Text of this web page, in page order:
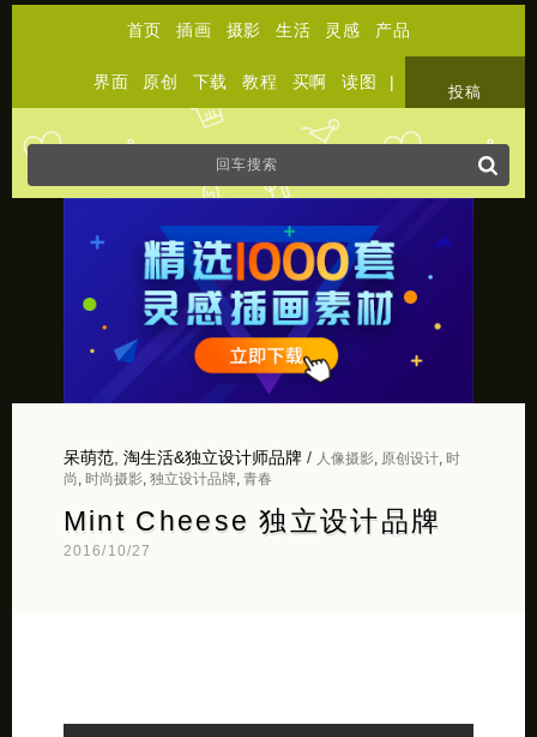
首页 插画 摄影 生活 灵感 产品
界面 原创 下载 教程 买啊 读图 |
投稿
呆萌范, 淘生活&独立设计师品牌/ 人像摄影, 原创设计,
时
尚
时尚摄影, 独立设计品牌, 青春
Mint Cheese 独立设计品牌
2016/10/27